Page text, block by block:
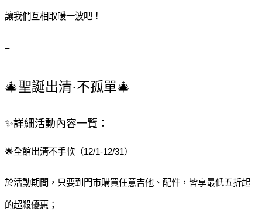
讓我們互相取暖一波吧！
–
🎄聖誕出清·不孤單🎄
✨詳細活動內容一覽：
󠀠󠀠󠀠󠀠󠀠🌟全館出清不手軟（12/1-12/31）
於活動期間，只要到門市購買任意吉他、配件，皆享最低五折起
的超殺優惠；